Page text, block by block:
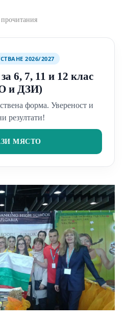
прочитания
2026/2027
6, 7, 11 и 12 клас
и ДЗИ)
форма. Увереност и
резултати!
МЯСТО